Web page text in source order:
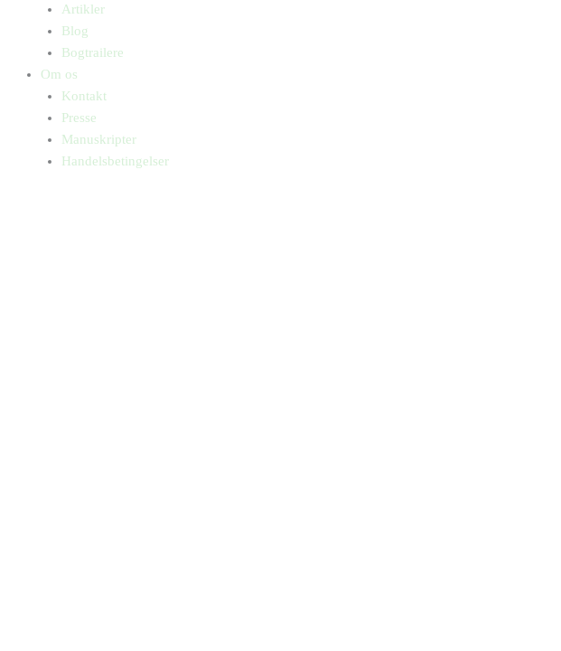
Artikler
Blog
Bogtrailere
Om os
Kontakt
Presse
Manuskripter
Handelsbetingelser